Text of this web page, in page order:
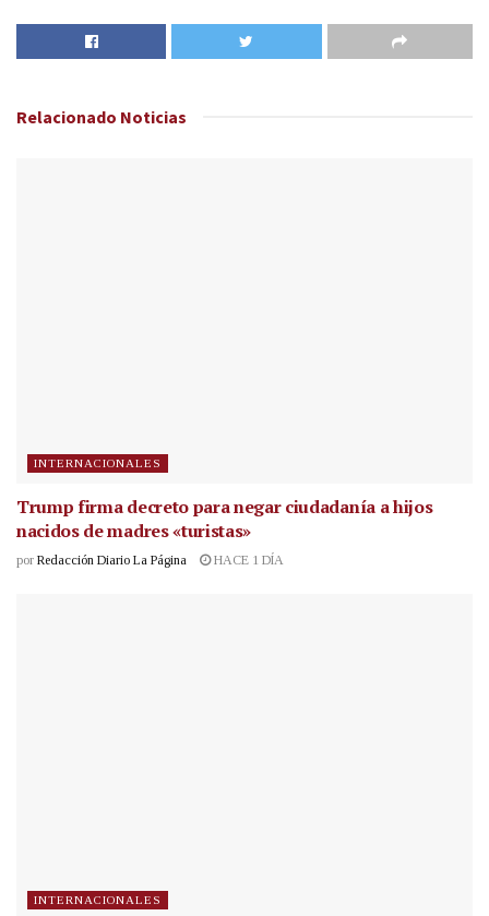
Relacionado Noticias
INTERNACIONALES
Trump firma decreto para negar ciudadanía a hijos
nacidos de madres «turistas»
por Redacción Diario La Página HACE 1 DÍA
INTERNACIONALES